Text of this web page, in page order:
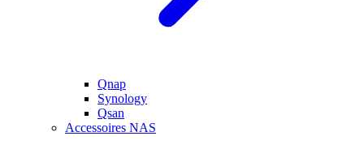
Qnap
Synology
Qsan
Accessoires NAS